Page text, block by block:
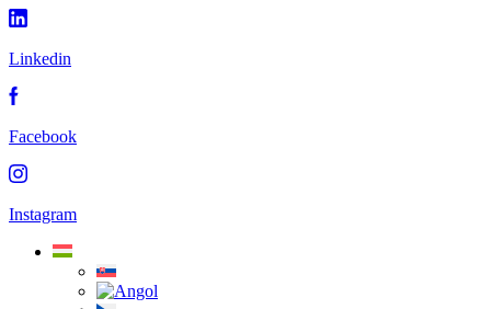
Linkedin
Facebook
Instagram